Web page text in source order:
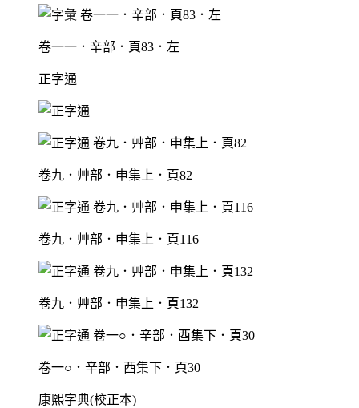
卷一一．辛部．頁83．左
正字通
卷九．艸部．申集上．頁82
卷九．艸部．申集上．頁116
卷九．艸部．申集上．頁132
卷一○．辛部．酉集下．頁30
康熙字典(校正本)